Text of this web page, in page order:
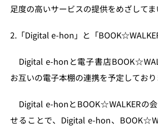
足度の高いサービスの提供をめざしてま
2.「Digital e-hon」と「
Digital e-honと電子書店
お互いの電子本棚の連携を予定しており
Digital e-honとBOOK☆WALKERの
せることで、Digital e-hon、